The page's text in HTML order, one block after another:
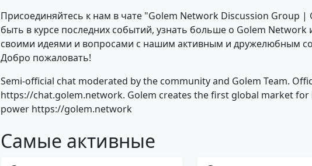
Присоединяйтесь к нам в чате "Golem Network Discussion Group |
быть в курсе последних событий, узнать больше о Golem Network
своими идеями и вопросами с нашим активным и дружелюбным
Добро пожаловать!
Semi-official chat moderated by the community and Golem Team.
https://chat.golem.network. Golem creates the first global market
power https://golem.network
Самые активные